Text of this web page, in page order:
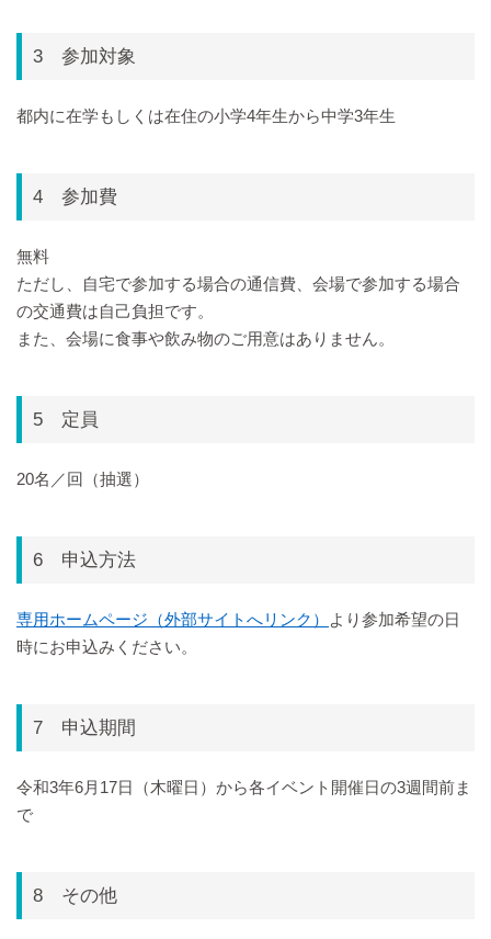
3 参加対象
都内に在学もしくは在住の小学4年生から中学3年生
4 参加費
無料
ただし、自宅で参加する場合の通信費、会場で参加する場合
の交通費は自己負担です。
また、会場に食事や飲み物のご用意はありません。
5 定員
20名／回（抽選）
6 申込方法
専用ホームページ（外部サイトへリンク）
より参加希望の日
時にお申込みください。
7 申込期間
令和3年6月17日（木曜日）から各イベント開催日の3週間前ま
で
8 その他